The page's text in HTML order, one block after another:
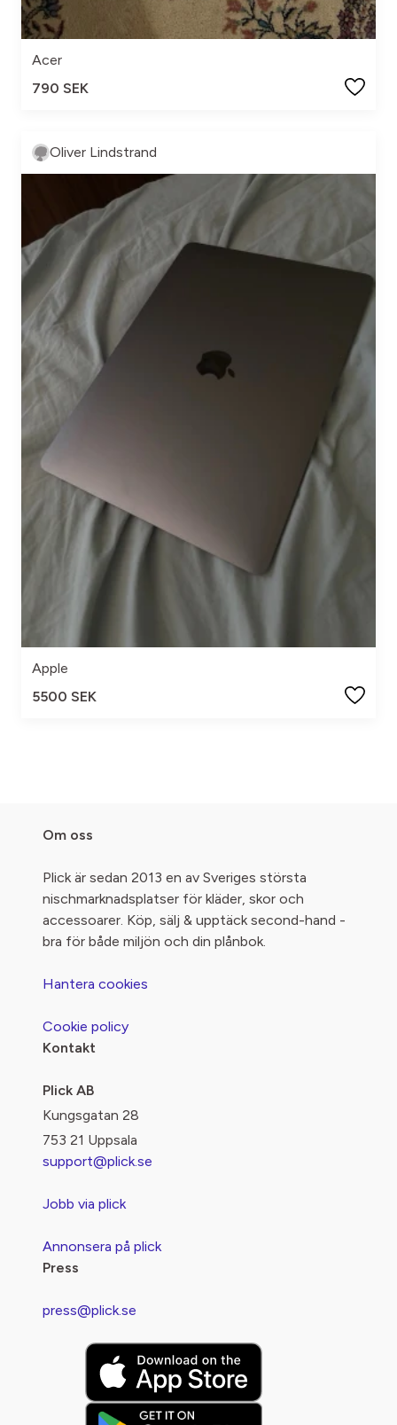
Acer
790 SEK
Oliver Lindstrand
Apple
5500 SEK
Om oss
Plick är sedan 2013 en av Sveriges största
nischmarknadsplatser för kläder, skor och
accessoarer. Köp, sälj & upptäck second-hand -
bra för både miljön och din plånbok.
Hantera cookies
Cookie policy
Kontakt
Plick AB
Kungsgatan 28
753 21 Uppsala
support@plick.se
Jobb via plick
Annonsera på plick
Press
press@plick.se